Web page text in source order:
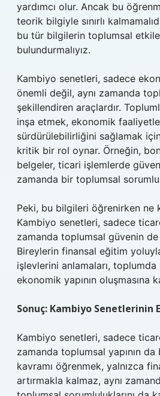
yardımcı olur. Ancak bu
teorik bilgiyle sınırlı
bu tür bilgilerin toplumsal
bulundurmalıyız.
Kambiyo senetleri, sadece
önemli değil, aynı zamanda
şekillendiren araçlardır.
inşa etmek, ekonomik
sürdürülebilirliğini sağlamak
kritik bir rol oynar. Örneğin,
belgeler, ticari işlemlerde
zamanda bir toplumsal
Peki, bu bilgileri öğrenirken ne
Kambiyo senetleri, sadece
zamanda toplumsal güvenin de
Bireylerin finansal eğitim
işlevlerini anlamaları, toplumda
ekonomik yapının oluşmasına
Sonuç: Kambiyo Senetlerinin
Kambiyo senetleri, sadece
zamanda toplumsal yapının da
kavramı öğrenmek, yalnızca
artırmakla kalmaz, aynı